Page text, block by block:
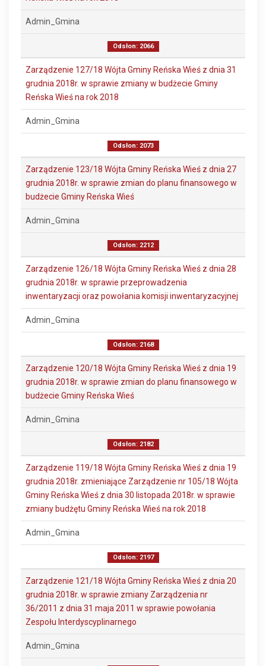
Admin_Gmina
Odsłon: 2066
Zarządzenie 127/18 Wójta Gminy Reńska Wieś z dnia 31
grudnia 2018r. w sprawie zmiany w budżecie Gminy
Reńska Wieś na rok 2018
Admin_Gmina
Odsłon: 2073
Zarządzenie 123/18 Wójta Gminy Reńska Wieś z dnia 27
grudnia 2018r. w sprawie zmian do planu finansowego w
budżecie Gminy Reńska Wieś
Admin_Gmina
Odsłon: 2212
Zarządzenie 126/18 Wójta Gminy Reńska Wieś z dnia 28
grudnia 2018r. w sprawie przeprowadzenia
inwentaryzacji oraz powołania komisji inwentaryzacyjnej
Admin_Gmina
Odsłon: 2168
Zarządzenie 120/18 Wójta Gminy Reńska Wieś z dnia 19
grudnia 2018r. w sprawie zmian do planu finansowego w
budżecie Gminy Reńska Wieś
Admin_Gmina
Odsłon: 2182
Zarządzenie 119/18 Wójta Gminy Reńska Wieś z dnia 19
grudnia 2018r. zmieniające Zarządzenie nr 105/18 Wójta
Gminy Reńska Wieś z dnia 30 listopada 2018r. w sprawie
zmiany budżętu Gminy Reńska Wieś na rok 2018
Admin_Gmina
Odsłon: 2197
Zarządzenie 121/18 Wójta Gminy Reńska Wieś z dnia 20
grudnia 2018r. w sprawie zmiany Zarządzenia nr
36/2011 z dnia 31 maja 2011 w sprawie powołania
Zespołu Interdyscyplinarnego
Admin_Gmina